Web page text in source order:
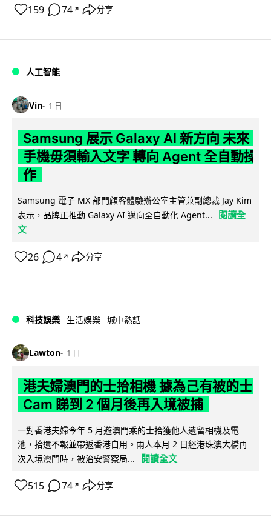
159 74 ↗ 分享
人工智能
Vin 1 日
Samsung 展示 Galaxy AI 新方向 未來
手機毋須輸入文字 轉向 Agent 全自動操
作
Samsung 電子 MX 部門顧客體驗辦公室主管兼副總裁 Jay Kim
表示，品牌正推動 Galaxy AI 邁向全自動化 Agent...
閱讀全
文
26 4 ↗ 分享
科技娛樂 生活娛樂 城中熱話
Lawton 1 日
港夫婦澳門的士拾相機 據為己有被的士
Cam 睇到 2 個月後再入境被捕
一對香港夫婦今年 5 月遊澳門乘的士拾獲他人遺留相機及電
池，拾遺不報並帶返香港自用。兩人本月 2 日經港珠澳大橋再
次入境澳門時，被治安警察局...
閱讀全文
515 74 ↗ 分享